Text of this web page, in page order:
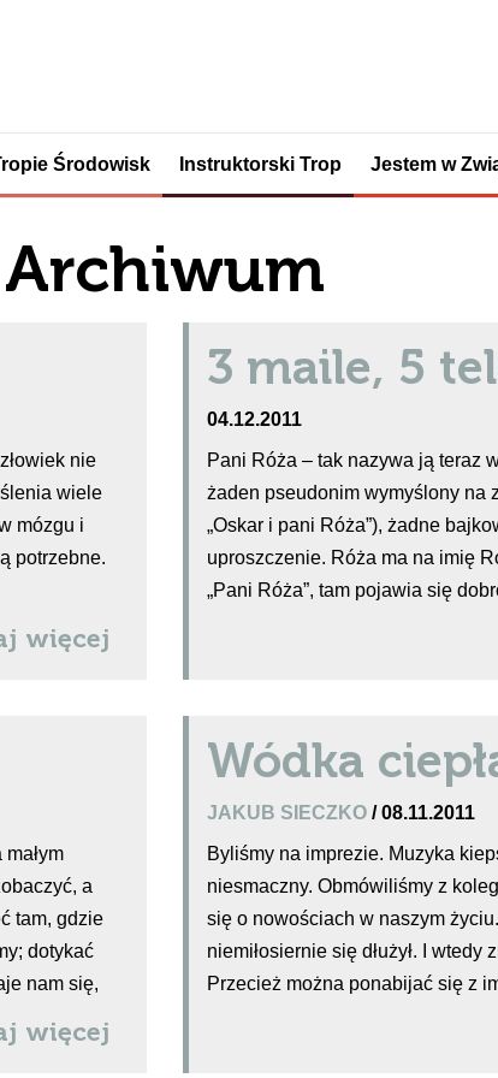
Środowisk Instruktorski Trop Jestem w
Archiwum
nie
wiele
mózgu i
potrzebne.
więcej
3 maile, 5
04.12.2011
Pani Róża – tak nazywa ją teraz
żaden pseudonim wymyślony na
„Oskar i pani Róża”), żadne
uproszczenie. Róża ma na imię
„Pani Róża”, tam pojawia się
a
tam, gdzie
dotykać
nam się,
więcej
Wódka
JAKUB SIECZKO / 08.11.2011
Byliśmy na imprezie. Muzyka
niesmaczny. Obmówiliśmy z
się o nowościach w naszym
niemiłosiernie się dłużył. I
Przecież można ponabijać się z